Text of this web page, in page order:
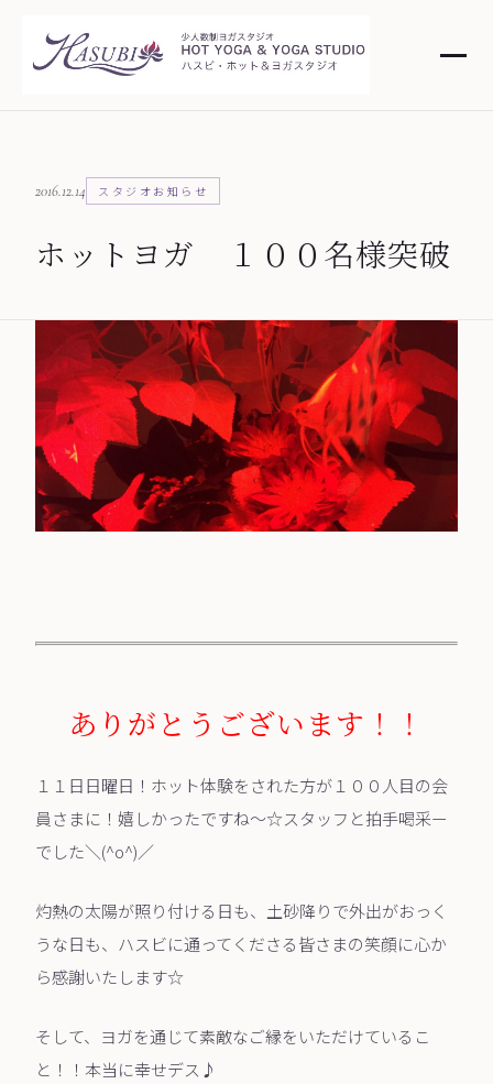
2016.12.14 スタジオお知らせ
ホットヨガ １００名様突破
ありがとうございます！！
１１日日曜日！ホット体験をされた方が１００人目の会
員さまに！嬉しかったですね～☆スタッフと拍手喝采ー
でした＼(^o^)／
灼熱の太陽が照り付ける日も、土砂降りで外出がおっく
うな日も、ハスビに通ってくださる皆さまの笑顔に心か
ら感謝いたします☆
そして、ヨガを通じて素敵なご縁をいただけているこ
と！！本当に幸せデス♪